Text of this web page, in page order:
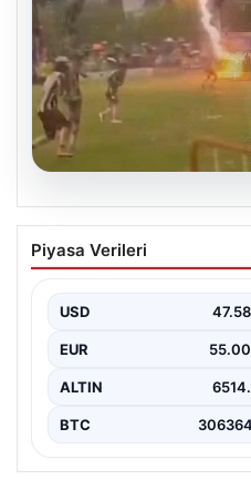
Olmaz denen oldu!
yıldırım çarptı: O
Piyasa Verileri
USD 47.58
EUR 55.00
ALTIN
BTC